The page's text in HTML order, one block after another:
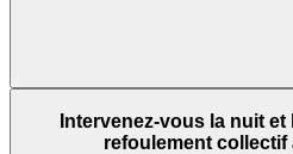
Intervenez-vous la nuit
refoulement collectif